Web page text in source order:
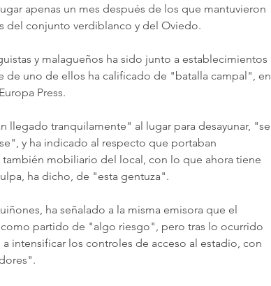
apenas un mes después de los que mantuvieron
del conjunto verdiblanco y del Oviedo.
y malagueños ha sido junto a establecimientos
de uno de ellos ha calificado de "batalla campal", en
Press.
llegado tranquilamente" al lugar para desayunar, "se
y ha indicado al respecto que portaban
mobiliario del local, con lo que ahora tiene
ha dicho, de "esta gentuza".
ha señalado a la misma emisora que el
partido de "algo riesgo", pero tras lo ocurrido
a intensificar los controles de acceso al estadio, con